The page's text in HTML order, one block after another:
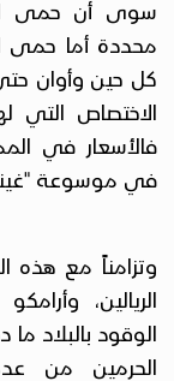
سوى أن حمى
محددة أما حمى
كل حين وأوان
الاختصاص التي
فالأسعار في
في موسوعة
وتزامناً مع هذه
الريالين،
الوقود بالبلاد
الحرمين من